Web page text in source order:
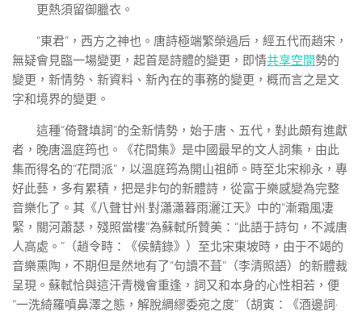
更熱須留御臘衣。
“東君”，西方之神也。唐詩極端繁榮過后，經五代而趙宋，
無疑會見臨一場變更，起首是詩體的變更，即情共享空間勢的
變更，新情勢、新資料、新內在的事務的變更，概而言之是文
字和境界的變更。
這種“倚聲填詞”的全新情勢，始于唐、五代，對此頗有進獻
者，晚唐溫庭筠也。《花間集》是中國最早的文人詞集，由此
集而得名的“花間派”，以溫庭筠為開山祖師。時至北宋柳永，專
好此藝，多有累積，把是非句的新體詩，從富于樂感變為完整
音樂化了。其《八聲甘州·對瀟瀟暮雨灑江天》中的“漸霜風凄
緊，關河蕭瑟，殘照當樓”為蘇軾所贊美：“此語于詩句，不減唐
人高處。”（趙令畤：《侯鯖錄》）至北宋東坡時，由于不竭的
音樂熏陶，不期但是然地有了“句讀不葺”（李清照語）的新體裁
呈現。蘇軾恰與這汗青機會重逢，詞又和本身的心性相若，便
“一洗綺羅噴鼻澤之態，解脫綢繆委宛之度”（胡寅：《酒邊詞·